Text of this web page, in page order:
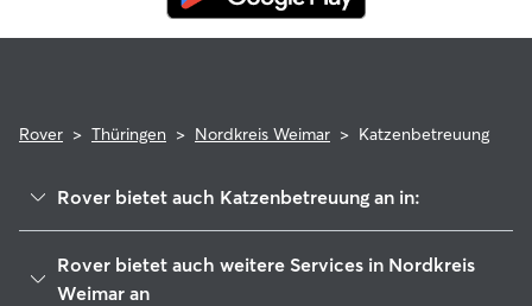
Rover > Thüringen > Nordkreis Weimar > Katzenbetreuung
Rover bietet auch Katzenbetreuung an in:
An der Marke
Rover bietet auch weitere Services in Nordkreis
Weimar an